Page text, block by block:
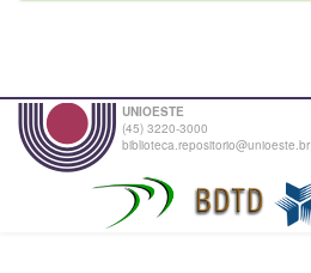
UNIOESTE
(45) 3220-3000
biblioteca.repositorio@unioeste.br